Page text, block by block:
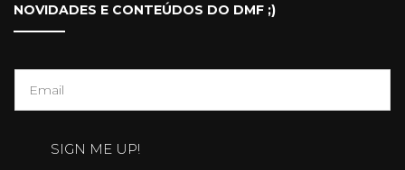
NOVIDADES E CONTEÚDOS DO DMF ;)
SIGN ME UP!